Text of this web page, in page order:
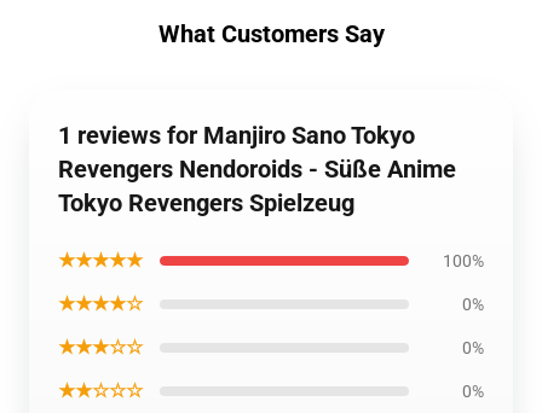
What Customers Say
1 reviews for Manjiro Sano Tokyo
Revengers Nendoroids - Süße Anime
Tokyo Revengers Spielzeug
★★★★★ 100%
★★★★☆ 0%
★★★☆☆ 0%
★★☆☆☆ 0%